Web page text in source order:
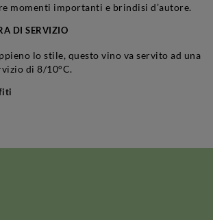
momenti importanti e brindisi d’autore.
DI SERVIZIO
lo stile, questo vino va servito ad una
di 8/10°C.